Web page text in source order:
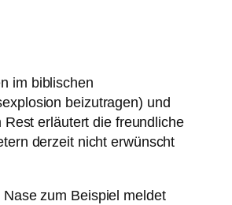
im biblischen
beizutragen) und
erläutert die freundliche
derzeit nicht erwünscht
zum Beispiel meldet